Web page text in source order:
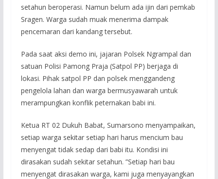
setahun beroperasi. Namun belum ada ijin dari pemkab
Sragen. Warga sudah muak menerima dampak
pencemaran dari kandang tersebut.
Pada saat aksi demo ini, jajaran Polsek Ngrampal dan
satuan Polisi Pamong Praja (Satpol PP) berjaga di
lokasi. Pihak satpol PP dan polsek menggandeng
pengelola lahan dan warga bermusyawarah untuk
merampungkan konflik peternakan babi ini.
Ketua RT 02 Dukuh Babat, Sumarsono menyampaikan,
setiap warga sekitar setiap hari harus mencium bau
menyengat tidak sedap dari babi itu. Kondisi ini
dirasakan sudah sekitar setahun. ”Setiap hari bau
menyengat dirasakan warga, kami juga menyayangkan